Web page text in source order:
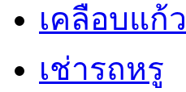
เคลือบแก้ว
เช่ารถหรู